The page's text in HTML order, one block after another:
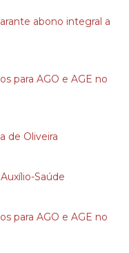
abono integral a
para AGO e AGE no
de Oliveira
Saúde
para AGO e AGE no